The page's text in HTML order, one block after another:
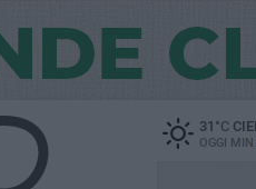
31 °C
OGGI MIN